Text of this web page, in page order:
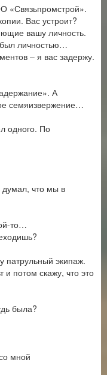
«Связьпромстрой».
Вас устроит?
вашу личность.
личностью…
– я вас задержу.
А
семяизвержение…
одного. По
что мы в
то…
патрульный экипаж.
потом скажу, что это
была?
мной